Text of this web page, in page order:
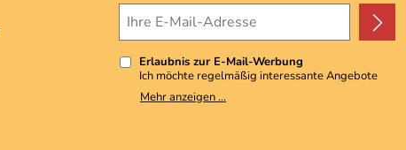
Erlaubnis zur E-Mail-Werbung
Ich möchte regelmäßig interessante Angebote
per E-Mail erhalten. Meine E-Mail-Adresse wird
nicht an andere Unternehmen weitergegeben. Zu
Mehr anzeigen ...